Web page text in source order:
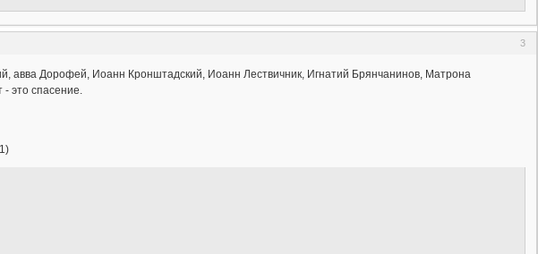
3
авва Дорофей, Иоанн Кронштадский, Иоанн Лествичник, Игнатий Брянчанинов, Матрона
это спасение.